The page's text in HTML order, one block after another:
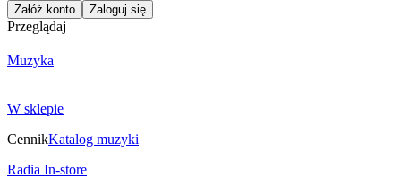
Załóż konto Zaloguj się
Przeglądaj
Muzyka
W sklepie
CennikKatalog muzyki
Radia In-store